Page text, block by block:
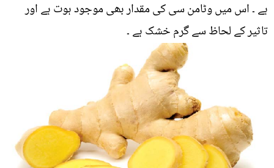
ہے ۔ اس میں وٹامن سی کی مقدار بھی موجود ہوت ہے اور
تاثیر کے لحاظ سے گرم خشک ہے ۔